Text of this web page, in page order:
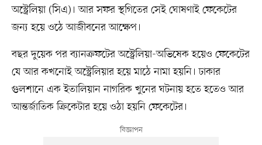
অস্ট্রেলিয়া (সিএ)। আর সফর স্থগিতের সেই ঘোষণাই ফেকেটের
জন্য হয়ে ওঠে আজীবনের আক্ষেপ।
বছর দুয়েক পর ব্যানক্রফটের অস্ট্রেলিয়া-অভিষেক হয়েও ফেকেটের
যে আর কখনোই অস্ট্রেলিয়ার হয়ে মাঠে নামা হয়নি। ঢাকার
গুলশানে এক ইতালিয়ান নাগরিক খুনের ঘটনায় হতে হতেও আর
আন্তর্জাতিক ক্রিকেটার হয়ে ওঠা হয়নি ফেকেটের।